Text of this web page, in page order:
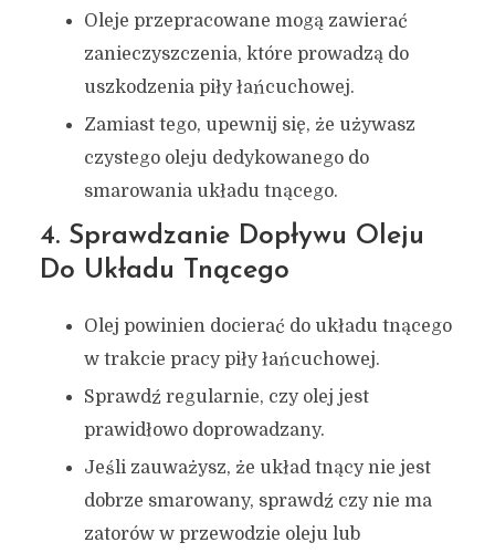
Oleje przepracowane mogą zawierać
zanieczyszczenia, które prowadzą do
uszkodzenia piły łańcuchowej.
Zamiast tego, upewnij się, że używasz
czystego oleju dedykowanego do
smarowania układu tnącego.
4. Sprawdzanie Dopływu Oleju
Do Układu Tnącego
Olej powinien docierać do układu tnącego
w trakcie pracy piły łańcuchowej.
Sprawdź regularnie, czy olej jest
prawidłowo doprowadzany.
Jeśli zauważysz, że układ tnący nie jest
dobrze smarowany, sprawdź czy nie ma
zatorów w przewodzie oleju lub